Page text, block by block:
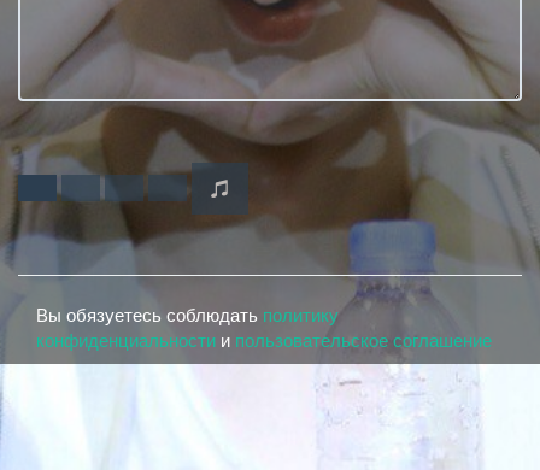
Вы обязуетесь соблюдать политику
конфиденциальности и пользовательское соглашение